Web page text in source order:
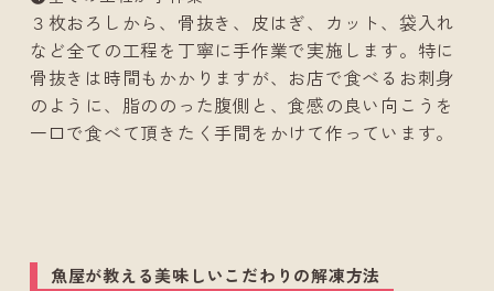
３枚おろしから、骨抜き、皮はぎ、カット、袋入れ
など全ての工程を丁寧に手作業で実施します。特に
骨抜きは時間もかかりますが、お店で食べるお刺身
のように、脂ののった腹側と、食感の良い向こうを
一口で食べて頂きたく手間をかけて作っています。
魚屋が教える美味しいこだわりの解凍方法